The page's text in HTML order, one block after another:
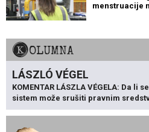
menstruacije
KOLUMNA
LÁSZLÓ VÉGEL
KOMENTAR LÁSZLA VÉGELA: Da li
sistem može srušiti pravnim